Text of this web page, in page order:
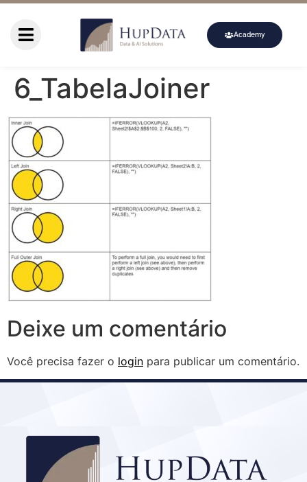
Academy
6_TabelaJoiner
Deixe um comentário
Você precisa fazer o login para publicar um comentário.